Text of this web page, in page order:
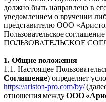
должно быть направлено в
уведомлением о вручении
представителю ООО
Пользовательское соглашение
ПОЛЬЗОВАТЕЛЬСКОЕ
1. Общие положения
1.1. Настоящее
Соглашение) определяет
https://ariston-pro.com/by/
отношения между ООО